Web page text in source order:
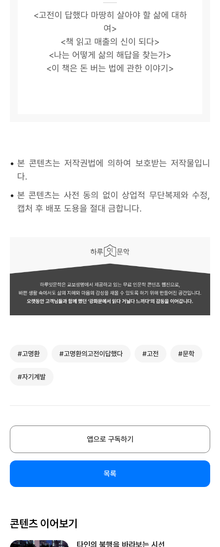
<고전이 답했다 마땅히 살아야 할 삶에 대하
여>
<책 읽고 매출의 신이 되다>
<나는 어떻게 삶의 해답을 찾는가>
<이 책은 돈 버는 법에 관한 이야기>
• 본 콘텐츠는 저작권법에 의하여 보호받는 저작물입니
다.
• 본 콘텐츠는 사전 동의 없이 상업적 무단복제와 수정,
캡처 후 배포 도용을 절대 금합니다.
#고명환 #고명환의고전이답했다 #고전 #문학
#자기계발
앱으로 구독하기
목록
콘텐츠 이어보기
타인의 불행을 바라보는 시선